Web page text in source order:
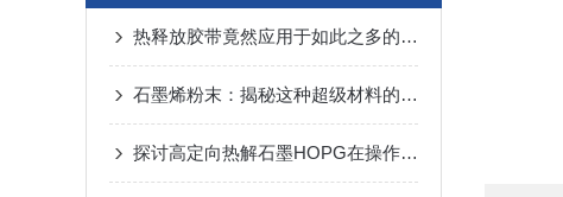
热释放胶带竟然应用于如此之多的领域
石墨烯粉末：揭秘这种超级材料的惊人应用
探讨高定向热解石墨HOPG在操作方面的事项